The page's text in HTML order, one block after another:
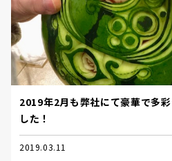
2019年2月も弊社にて豪華で多
した！
2019.03.11